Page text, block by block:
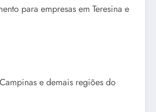
para empresas em Teresina e
e demais regiões do